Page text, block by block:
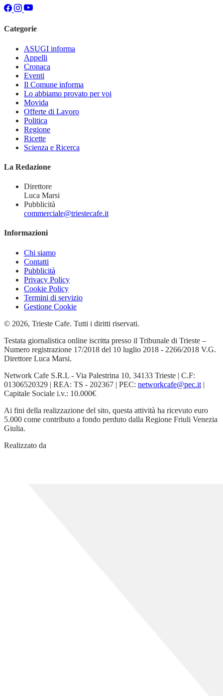
Categorie
ASUGI informa
Appelli
Cronaca
Eventi
Il Comune informa
Lo abbiamo provato per voi
Movida
Offerte di Lavoro
Politica
Regione
Ricette
Scienza e Ricerca
La Redazione
Direttore
Luca Marsi
Pubblicità
commerciale@triestecafe.it
Informazioni
Chi siamo
Contatti
Pubblicità
Privacy Policy
Cookie Policy
Termini di servizio
Gestione Cookie
© 2026, Trieste Cafe. Tutti i diritti riservati.
Testata giornalistica online iscritta presso il Tribunale di Trieste –
Numero registrazione 17/2018 del 10 luglio 2018 - 2266/2018 V.G.
Direttore Luca Marsi.
Network Cafe S.R.L - Via Palestrina 10, 34133 Trieste | C.F:
01306520329 | REA: TS - 202367 | PEC: networkcafe@pec.it |
Capitale Sociale i.v.: 10.000€
Ai fini della realizzazione del sito, questa attività ha ricevuto euro
5.000 come contributo a fondo perduto dalla Regione Friuli Venezia
Giulia.
Realizzato da